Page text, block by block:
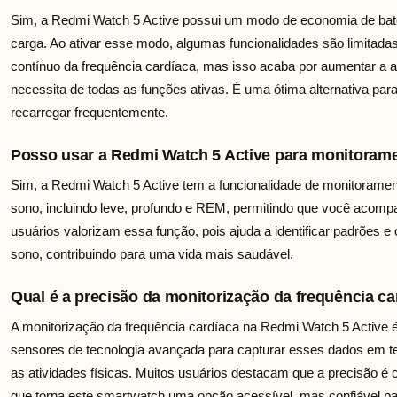
Sim, a Redmi Watch 5 Active possui um modo de economia de
carga. Ao ativar esse modo, algumas funcionalidades são
contínuo da frequência cardíaca, mas isso acaba por aumentar a
necessita de todas as funções ativas. É uma ótima alternativa
recarregar frequentemente.
Posso usar a Redmi Watch 5 Active para
Sim, a Redmi Watch 5 Active tem a funcionalidade de
sono, incluindo leve, profundo e REM, permitindo que você
usuários valorizam essa função, pois ajuda a identificar padrões
sono, contribuindo para uma vida mais saudável.
Qual é a precisão da monitorização da frequência
A monitorização da frequência cardíaca na Redmi Watch 5 Active
sensores de tecnologia avançada para capturar esses dados em
as atividades físicas. Muitos usuários destacam que a precisão é